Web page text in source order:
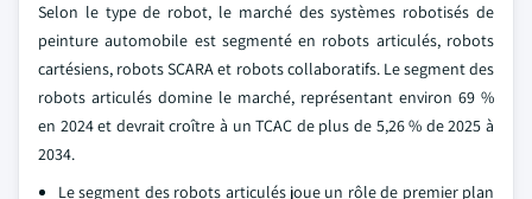
Selon le type de robot, le marché des systèmes robotisés de
peinture automobile est segmenté en robots articulés, robots
cartésiens, robots SCARA et robots collaboratifs. Le segment des
robots articulés domine le marché, représentant environ 69 %
en 2024 et devrait croître à un TCAC de plus de 5,26 % de 2025 à
2034.
Le segment des robots articulés joue un rôle de premier plan